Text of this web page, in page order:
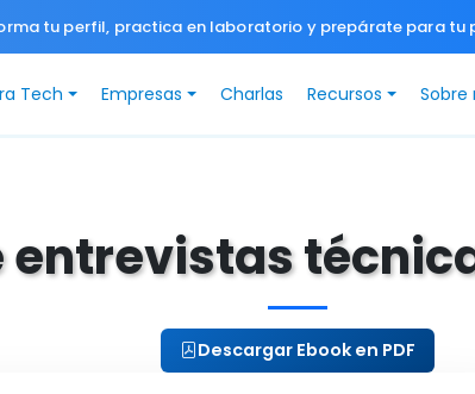
tu perfil, practica en laboratorio y prepárate para tu
Tech Empresas Charlas Recursos Sobre
entrevistas
Descargar Ebook en PDF